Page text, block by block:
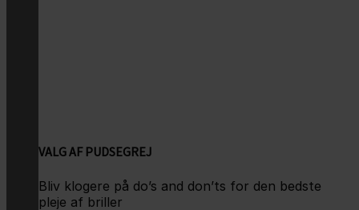
VALG AF PUDSEGREJ
Bliv klogere på do’s and don’ts for den bedste
pleje af briller